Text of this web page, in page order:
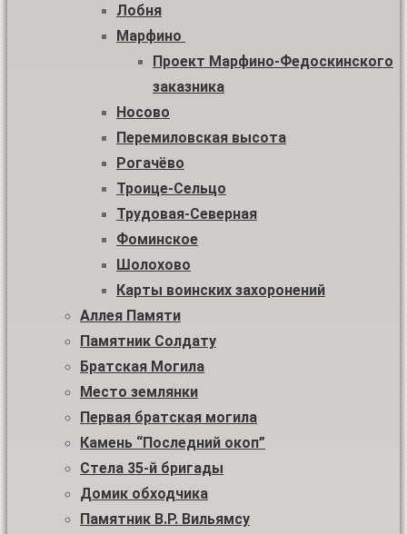
Лобня
Марфино
Проект Марфино-Федоскинского
заказника
Носово
Перемиловская высота
Рогачёво
Троице-Сельцо
Трудовая-Северная
Фоминское
Шолохово
Карты воинских захоронений
Аллея Памяти
Памятник Солдату
Братская Могила
Место землянки
Первая братская могила
Камень “Последний окоп”
Стела 35-й бригады
Домик обходчика
Памятник В.Р. Вильямсу